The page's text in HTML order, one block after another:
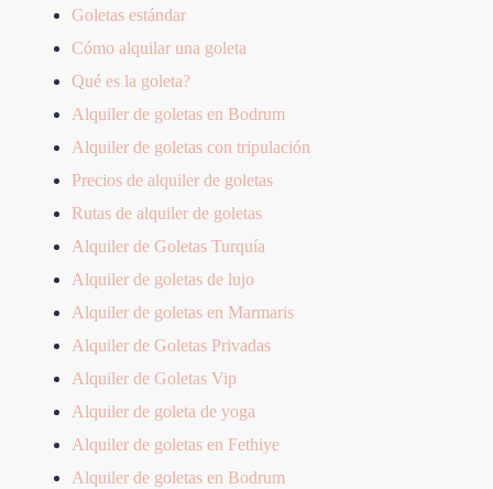
Goletas estándar
Cómo alquilar una goleta
Qué es la goleta?
Alquiler de goletas en Bodrum
Alquiler de goletas con tripulación
Precios de alquiler de goletas
Rutas de alquiler de goletas
Alquiler de Goletas Turquía
Alquiler de goletas de lujo
Alquiler de goletas en Marmaris
Alquiler de Goletas Privadas
Alquiler de Goletas Vip
Alquiler de goleta de yoga
Alquiler de goletas en Fethiye
Alquiler de goletas en Bodrum